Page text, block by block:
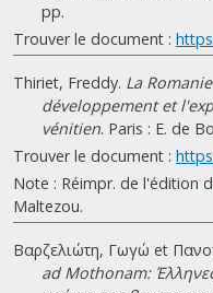
pp.
Trouver le document :
Thiriet, Freddy. La
développement et
vénitien. Paris : E. de
Trouver le document :
Note : Réimpr. de l'édition
Maltezou.
Βαρζελιώτη, Γωγώ et
ad Mothonam: